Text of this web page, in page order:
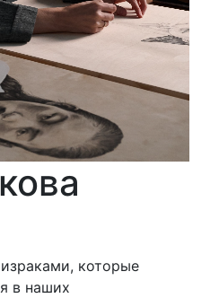
которые
в наших